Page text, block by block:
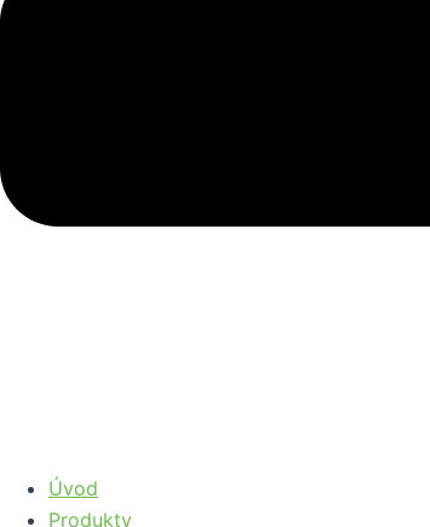
Úvod
Produkty